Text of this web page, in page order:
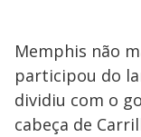
Memphis não
participou do
dividiu com o
cabeça de